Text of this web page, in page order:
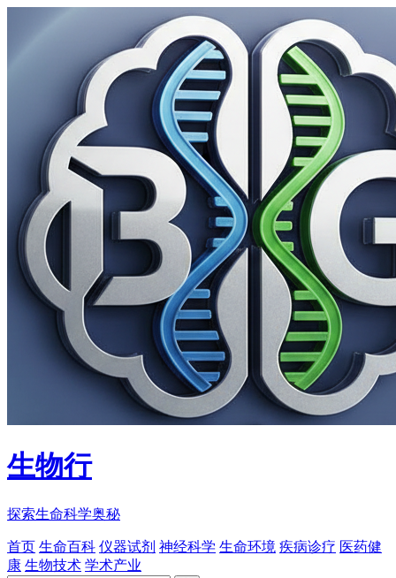
生物行
探索生命科学奥秘
首页 生命百科 仪器试剂 神经科学 生命环境 疾病诊疗 医药健
康 生物技术 学术产业